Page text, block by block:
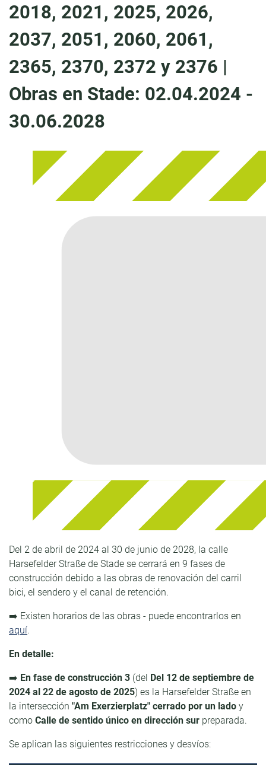
2018, 2021, 2025, 2026,
2037, 2051, 2060, 2061,
2365, 2370, 2372 y 2376 |
Obras en Stade: 02.04.2024 -
30.06.2028
Del 2 de abril de 2024 al 30 de junio de 2028, la calle
Harsefelder Straße de Stade se cerrará en 9 fases de
construcción debido a las obras de renovación del carril
bici, el sendero y el canal de retención.
➡️ Existen horarios de las obras - puede encontrarlos en
aquí.
En detalle:
➡️ En fase de construcción 3 (del Del 12 de septiembre de
2024 al 22 de agosto de 2025) es la Harsefelder Straße en
la intersección "Am Exerzierplatz" cerrado por un lado y
como Calle de sentido único en dirección sur preparada.
Se aplican las siguientes restricciones y desvíos: